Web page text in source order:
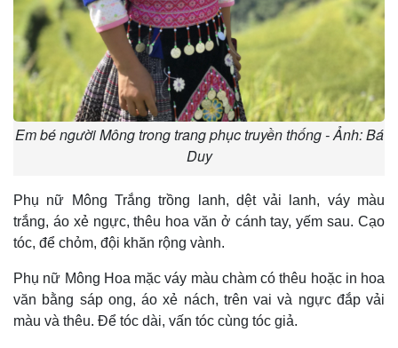
Em bé người Mông trong trang phục truyền thống - Ảnh: Bá
Duy
Phụ nữ Mông Trắng trồng lanh, dệt vải lanh, váy màu
trắng, áo xẻ ngực, thêu hoa văn ở cánh tay, yếm sau. Cạo
tóc, để chỏm, đội khăn rộng vành.
Phụ nữ Mông Hoa mặc váy màu chàm có thêu hoặc in hoa
văn bằng sáp ong, áo xẻ nách, trên vai và ngực đắp vải
màu và thêu. Ðể tóc dài, vấn tóc cùng tóc giả.